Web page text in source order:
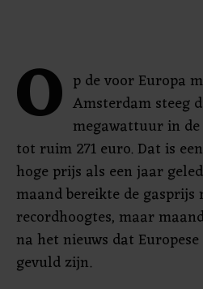
O p de voor Europa
Amsterdam steeg
megawattuur in
tot ruim 271 euro. Dat is
hoge prijs als een jaar
maand bereikte de gasprijs
recordhoogtes, maar
na het nieuws dat
gevuld zijn.